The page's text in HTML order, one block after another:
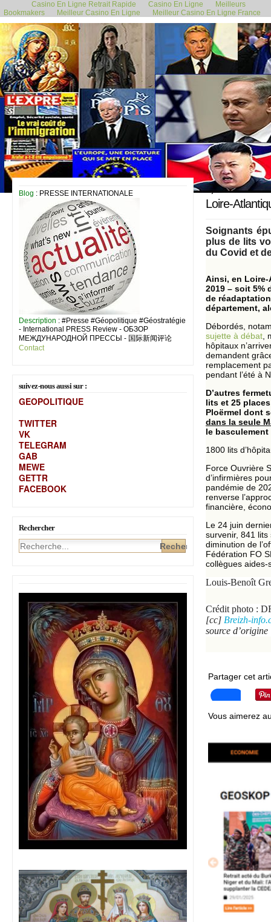
Casino En Ligne Retrait Rapide Casino En Ligne
Meilleurs
Bookmakers
Meilleur Casino En Ligne Meilleur Casino En Ligne France
Blog : PRESSE INTERNATIONALE
Description : #Presse #Géopolitique #Géostratégie
- International PRESS Review - ОБЗОР
МЕЖДУНАРОДНОЙ ПРЕССЫ - 国际新闻评论
Contact
suivez-nous aussi sur :
GEOPOLITIQUE
TWITTER
VK
TELEGRAM
GAB
MEWE
GETTR
FACEBOOK
Rechercher
7 juillet 2021
Loire-
Soignants
plus de lits
du Covid et
Ainsi, en
2019 – soit 5%
de
département,
Débordés,
sujette à débat
hôpitaux
demandent
remplacement
pendant l’été à
D’autres
lits et 25
Ploërmel dont
dans la seule
le
1800 lits
Force Ouvrière
d’infirmières
pandémie de
renverse
financière,
Le 24 juin
survenir, 841
diminution de
Fédération FO
collègues
Louis-Benoît
Crédit photo :
[cc] Breizh-
source d’origine
Partager cet
Vous aimerez